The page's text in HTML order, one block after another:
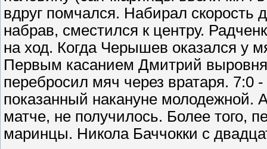
вдруг помчался. Набирал
набрав, сместился к центру.
на ход. Когда Черышев оказался у
Первым касанием Дмитрий
перебросил мяч через вратаря. 7:0
показанный накануне молодежной.
матче, не получилось. Более того,
маринцы. Никола Баччокки с